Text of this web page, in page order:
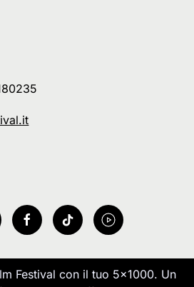
Festival con il tuo 5x1000. Un
relative alla privacy